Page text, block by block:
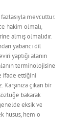
mevcuttur.
hakim olmalı,
almış olmalıdır.
yabancı dil
yaptığı alanın
terminolojisine
ifade ettiğini
çıkan bir
bakarak
eksik ve
husus, hem o